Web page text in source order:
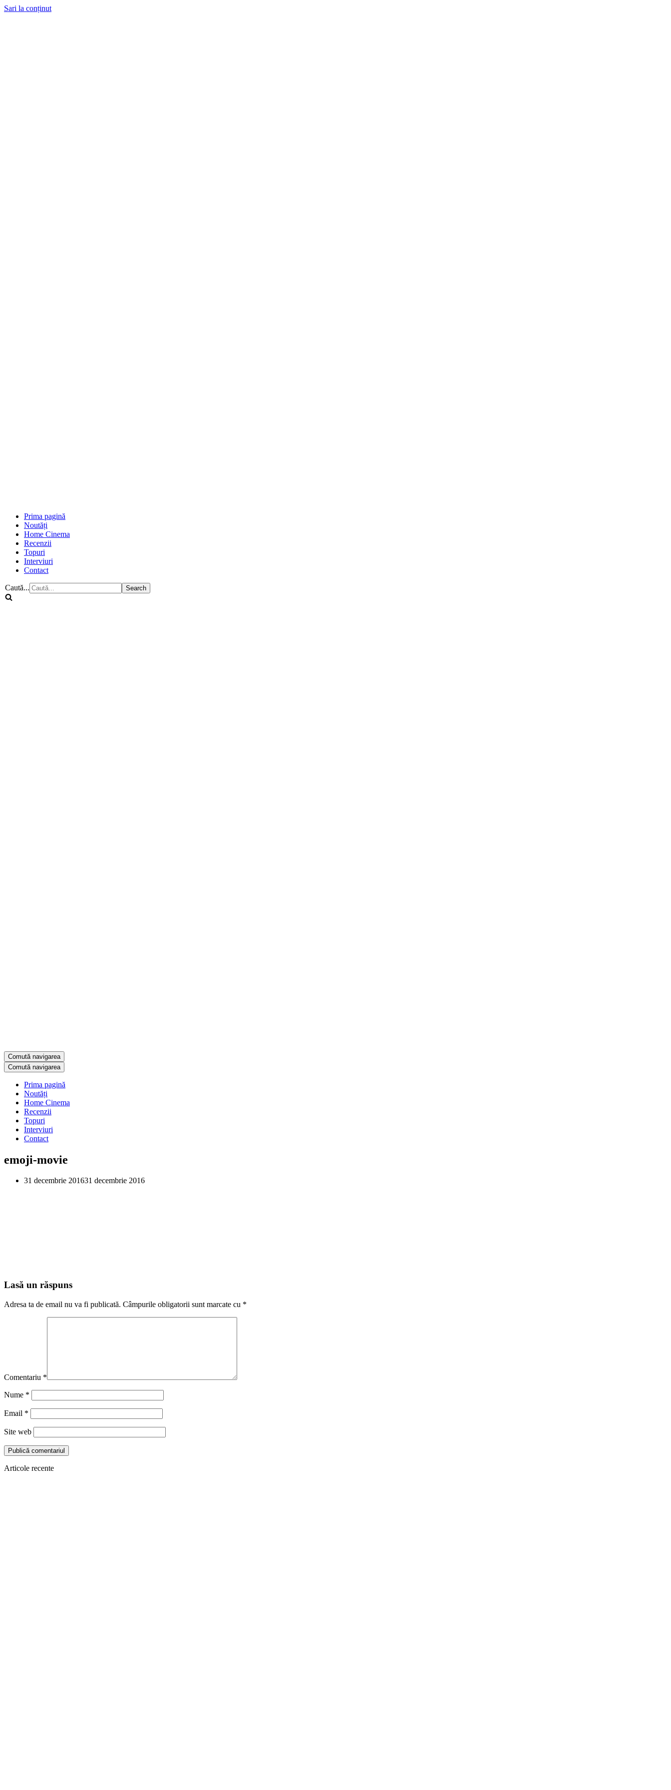
Sari la conținut
Prima pagină
Noutăți
Home Cinema
Recenzii
Topuri
Interviuri
Contact
Caută...
Comută navigarea
Comută navigarea
Prima pagină
Noutăți
Home Cinema
Recenzii
Topuri
Interviuri
Contact
emoji-movie
31 decembrie 201631 decembrie 2016
Lasă un răspuns
Adresa ta de email nu va fi publicată. Câmpurile obligatorii sunt marcate cu *
Comentariu *
Nume *
Email *
Site web
Articole recente